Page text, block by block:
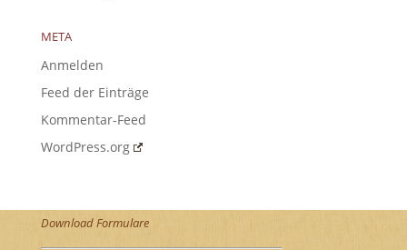
META
Anmelden
Feed der Einträge
Kommentar-Feed
WordPress.org
Download Formulare